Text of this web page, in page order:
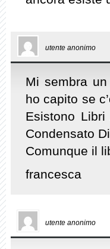
utente anonimo
Mi sembra
ho capito se
Esistono
Condensato
Comunque il
francesca
utente anonimo